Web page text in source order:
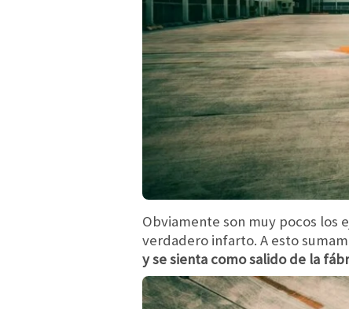
Obviamente son muy pocos los
verdadero infarto. A esto
y se sienta como salido de la